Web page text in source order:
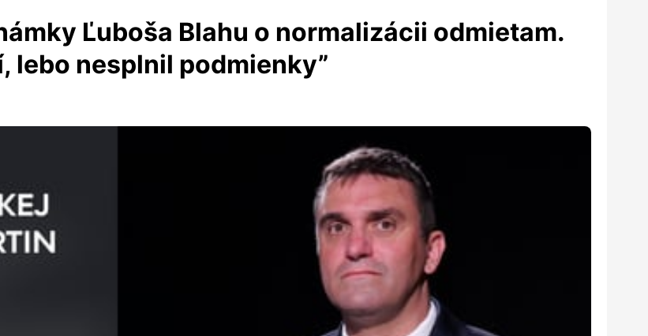
Ľuboša Blahu o normalizácii odmietam.
lebo nesplnil podmienky”